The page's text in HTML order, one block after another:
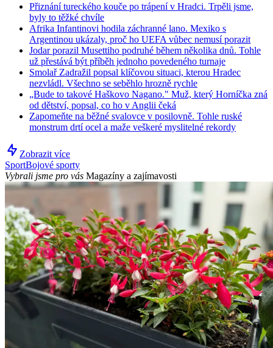
Přiznání tureckého kouče po trápení v Hradci. Trpěli jsme,
byly to těžké chvíle
Afrika Infantinovi hodila záchranné lano. Mexiko s
Argentinou ukázaly, proč ho UEFA vůbec nemusí porazit
Jodar porazil Musettiho podruhé během několika dnů. Tohle
už přestává být příběh jednoho povedeného turnaje
Smolař Zadražil popsal klíčovou situaci, kterou Hradec
nezvládl. Všechno se seběhlo hrozně rychle
„Bude to takové Haškovo Nagano." Muž, který Horníčka zná
od dětství, popsal, co ho v Anglii čeká
Zapomeňte na běžné svalovce v posilovně. Tohle ruské
monstrum drtí ocel a maže veškeré myslitelné rekordy
Zobrazit více
SportBojové sporty
Vybrali jsme pro vás Magazíny a zajímavosti